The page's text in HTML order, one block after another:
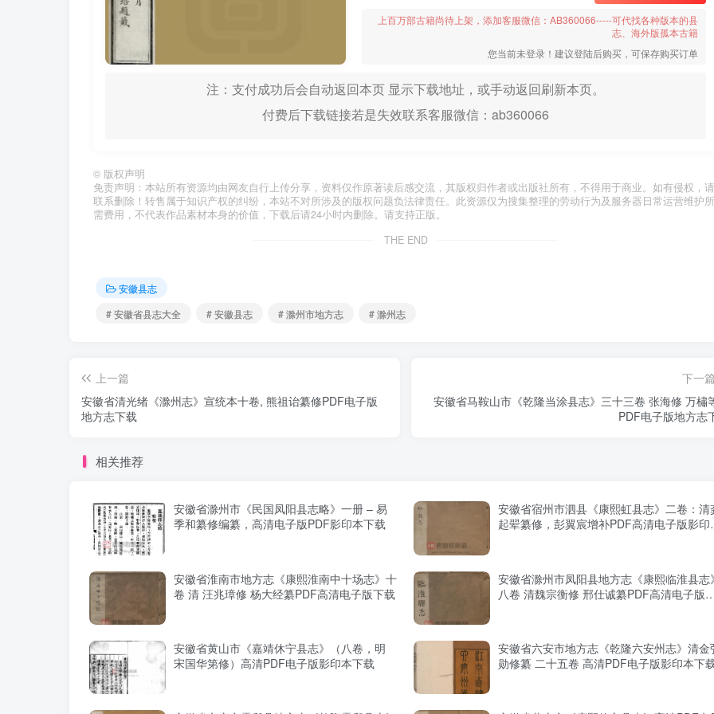
上百万部古籍尚待上架，添加客服微信：AB360066-----可代找各种版本的县
志、海外版孤本古籍
您当前未登录！建议登陆后购买，可保存购买订单
注：支付成功后会自动返回本页 显示下载地址，或手动返回刷新本页。
付费后下载链接若是失效联系客服微信：ab360066
© 版权声明
免责声明：本站所有资源均由网友自行上传分享，资料仅作原著读后感交流，其版权归作者或出版社所有，不得用于商业。如有侵权，请
联系删除！转售属于知识产权的纠纷，本站不对所涉及的版权问题负法律责任。此资源仅为搜集整理的劳动行为及服务器日常运营维护所
需费用，不代表作品素材本身的价值，下载后请24小时内删除。请支持正版。
THE END
安徽县志
# 安徽省县志大全
# 安徽县志 # 滁州市地方志 # 滁州志
上一篇
安徽省清光绪《滁州志》宣统本十卷, 熊祖诒纂修PDF电子版
地方志下载
下一
安徽省马鞍山市《乾隆当涂县志》三十三卷 张海修 万橚
PDF电子版地方志
相关推荐
安徽省滁州市《民国凤阳县志略》一册 – 易
季和纂修编纂，高清电子版PDF影印本下载
安徽省宿州市泗县《康熙虹县志》二卷：清
起翚纂修，彭翼宸增补PDF高清电子版影印
安徽省淮南市地方志《康熙淮南中十场志》十
卷 清 汪兆璋修 杨大经纂PDF高清电子版下载
安徽省滁州市凤阳县地方志《康熙临淮县志
八卷 清魏宗衡修 邢仕诚纂PDF高清电子版
安徽省黄山市《嘉靖休宁县志》（八卷，明
宋国华第修）高清PDF电子版影印本下载
安徽省六安市地方志《乾隆六安州志》清金
勋修纂 二十五卷 高清PDF电子版影印本下